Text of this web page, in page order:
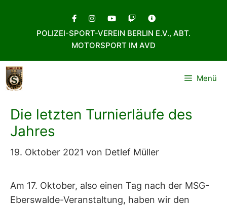
POLIZEI-SPORT-VEREIN BERLIN E.V., ABT.
MOTORSPORT IM AVD
Menü
Die letzten Turnierläufe des
Jahres
19. Oktober 2021 von Detlef Müller
Am 17. Oktober, also einen Tag nach der MSG-
Eberswalde-Veranstaltung, haben wir den